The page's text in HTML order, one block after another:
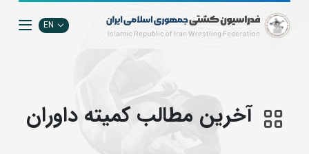
EN
آخرین مطالب کمیته داوران